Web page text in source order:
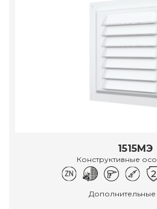
1515МЭ
Конструктивные